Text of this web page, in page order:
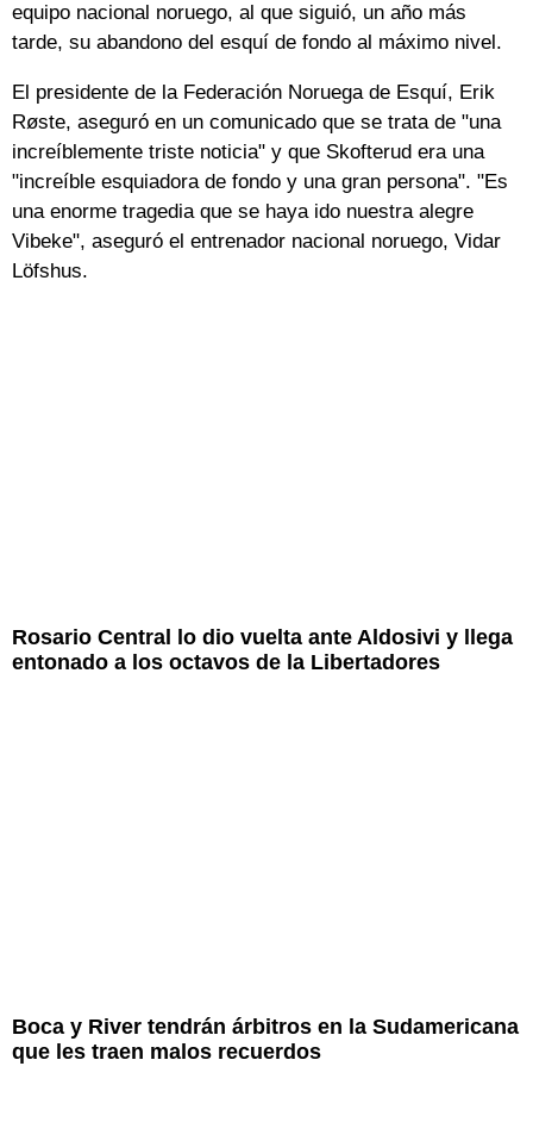
equipo nacional noruego, al que siguió, un año más
tarde, su abandono del esquí de fondo al máximo nivel.
El presidente de la Federación Noruega de Esquí, Erik
Røste, aseguró en un comunicado que se trata de "una
increíblemente triste noticia" y que Skofterud era una
"increíble esquiadora de fondo y una gran persona". "Es
una enorme tragedia que se haya ido nuestra alegre
Vibeke", aseguró el entrenador nacional noruego, Vidar
Löfshus.
Rosario Central lo dio vuelta ante Aldosivi y llega
entonado a los octavos de la Libertadores
Boca y River tendrán árbitros en la Sudamericana
que les traen malos recuerdos